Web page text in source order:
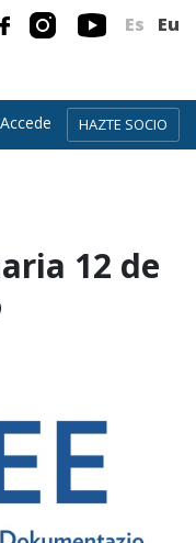
Es Eu
Accede HAZTE SOCIO
12 de